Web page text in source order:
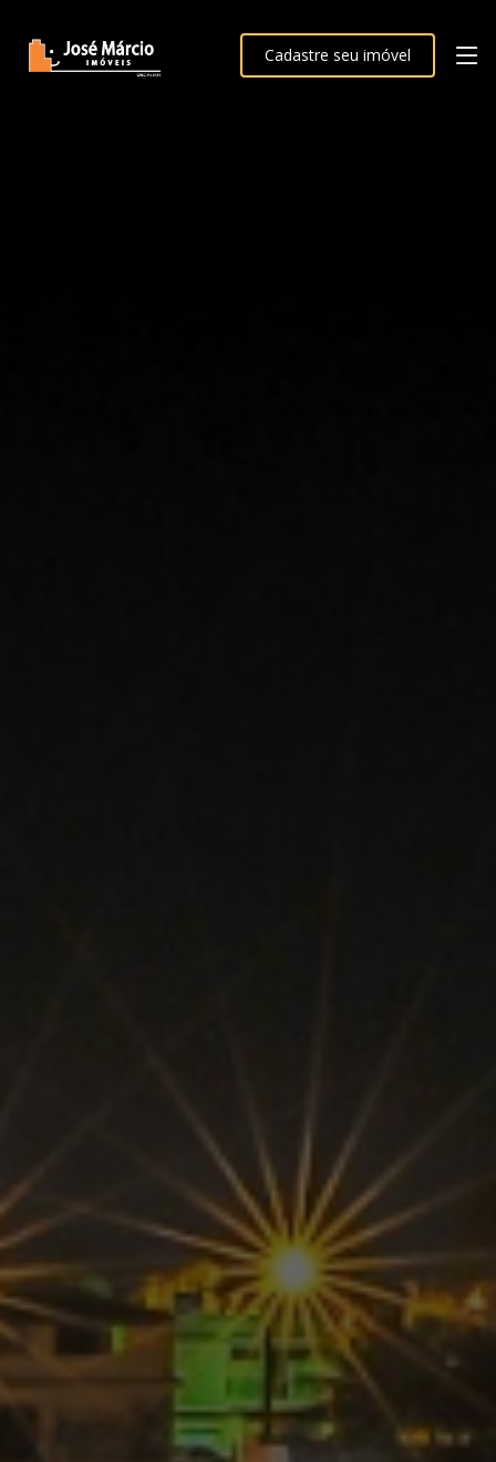
Cadastre seu imóvel